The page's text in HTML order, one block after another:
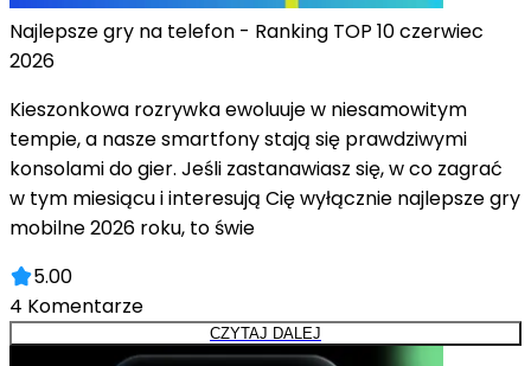
Najlepsze gry na telefon - Ranking TOP 10 czerwiec
2026
Kieszonkowa rozrywka ewoluuje w niesamowitym
tempie, a nasze smartfony stają się prawdziwymi
konsolami do gier. Jeśli zastanawiasz się, w co zagrać
w tym miesiącu i interesują Cię wyłącznie najlepsze gry
mobilne 2026 roku, to świe
5.00
4 Komentarze
CZYTAJ DALEJ